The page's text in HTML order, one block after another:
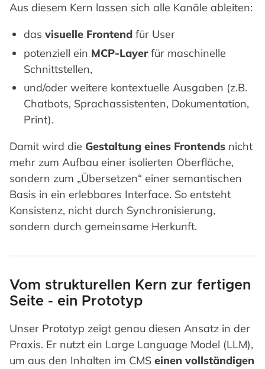
Aus diesem Kern lassen sich alle Kanäle ableiten:
das visuelle Frontend für User
potenziell ein MCP-Layerfür maschinelle
Schnittstellen,
und/oder weitere kontextuelle Ausgaben (z.B.
Chatbots, Sprachassistenten, Dokumentation,
Print).
Damit wird die Gestaltung eines Frontends nicht
mehr zum Aufbau einer isolierten Oberfläche,
sondern zum „Übersetzen“ einer semantischen
Basis in ein erlebbares Interface. So entsteht
Konsistenz, nicht durch Synchronisierung,
sondern durch gemeinsame Herkunft.
Vom strukturellen Kern zur fertigen
Seite - ein Prototyp
Unser Prototyp zeigt genau diesen Ansatz in der
Praxis. Er nutzt ein Large Language Model (LLM),
um aus den Inhalten im CMS einen vollständigen